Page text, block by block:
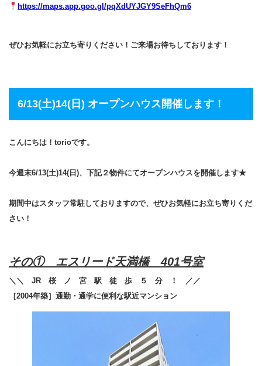
https://maps.app.goo.gl/pqXdUYJGY9SeFhQm6
ぜひお気軽にお立ち寄りください！ご来場お待ちしております！
6/13(土)14(日) オープンハウス開催します！
こんにちは！torioです。
今週末6/13(土)14(日)、下記２物件にてオープンハウスを開催します★
期間中はスタッフ常駐しておりますので、ぜひお気軽にお立ち寄りくだ
さい！
その① エスリード天満橋 401号室
＼＼ JR 桜 ノ 宮 駅 徒 歩 ５ 分 ！ ／／
［2004年築］通勤・通学に便利な駅近マンション